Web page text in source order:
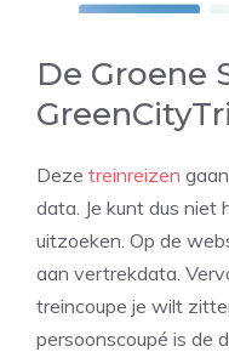
De Groene
Deze treinreizen
data. Je kunt dus niet
uitzoeken. Op de
aan vertrekdata.
treincoupe je wilt
persoonscoupé is de